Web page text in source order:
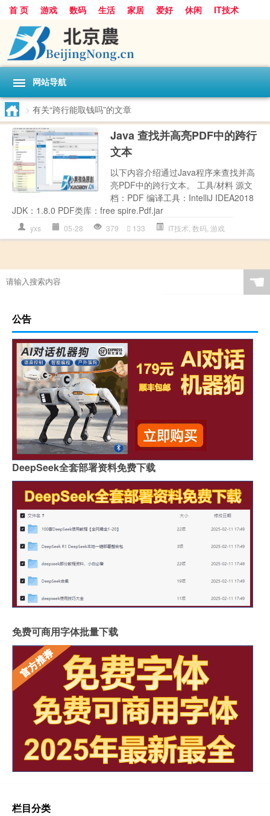
首 页 游戏 数码 生活 家居 爱好 休闲
IT技术
互联网
手机 购物
网站导航
> 有关“跨行能取钱吗”的文章
Java 查找并高亮PDF中的跨行
文本
以下内容介绍通过Java程序来查找并高
亮PDF中的跨行文本。 工具/材料 源文
档：PDF 编译工具：IntelliJ IDEA2018
JDK：1.8.0 PDF类库：free spire.Pdf.jar
yxs 05-28 379 133 IT技术, 数码, 游戏
☚
公告
DeepSeek全套部署资料免费下载
免费可商用字体批量下载
栏目分类